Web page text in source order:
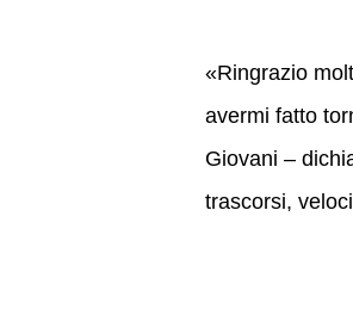
«Ringrazio
avermi fatto
Giovani –
trascorsi,